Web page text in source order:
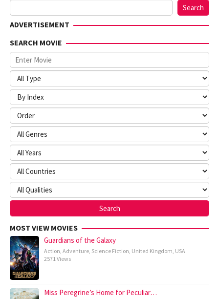
Search
ADVERTISEMENT
SEARCH MOVIE
MOST VIEW MOVIES
Guardians of the Galaxy
Action, Adventure, Science Fiction, United Kingdom, USA
2571 Views
Miss Peregrine’s Home for Peculiar…